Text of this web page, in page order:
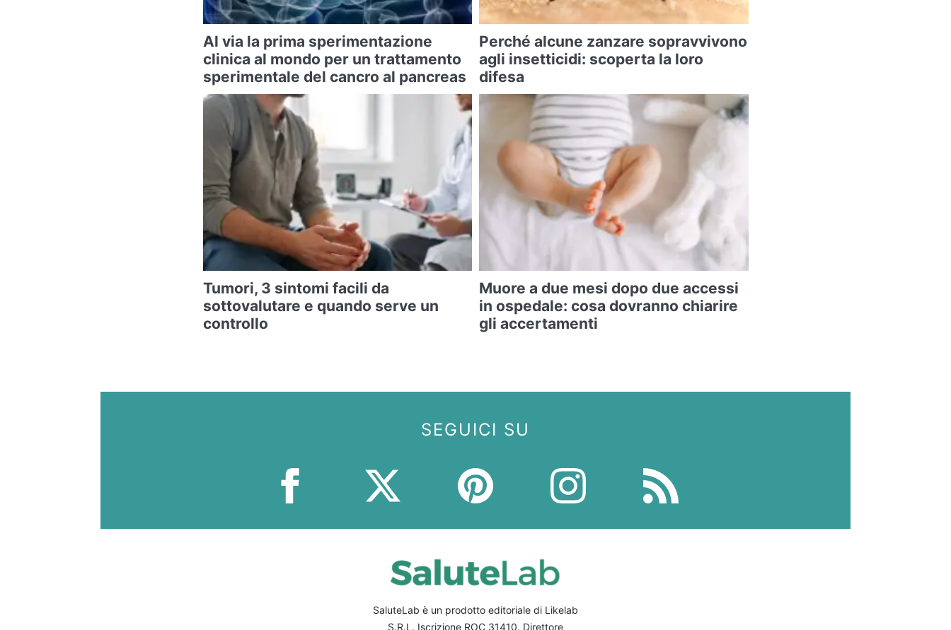
Al via la prima sperimentazione
clinica al mondo per un trattamento
sperimentale del cancro al pancreas
Perché alcune zanzare sopravvivono
agli insetticidi: scoperta la loro
difesa
Tumori, 3 sintomi facili da
sottovalutare e quando serve un
controllo
Muore a due mesi dopo due accessi
in ospedale: cosa dovranno chiarire
gli accertamenti
SEGUICI SU
SaluteLab è un prodotto editoriale di Likelab
S.R.L. Iscrizione ROC 31410. Direttore